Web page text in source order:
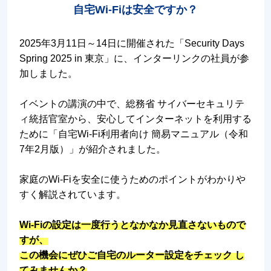
自宅Wi-Fiは安全ですか？
2025年3月11日～14日に開催された「Security Days
Spring 2025 in 東京」に、インターリンクの社員が参
加しました。
イベントの講演の中で、総務省 サイバーセキュリテ
ィ統括官室から、安心してインターネットを利用する
ために「自宅Wi-Fi利用者向け 簡易マニュアル（令和
7年2月版）」が紹介されました。
家庭のWi-Fiを安全に使うためのポイントがわかりや
すく解説されています。
Wi-Fiの設定は一度行うとなかなか見直さないもので
すが、
この機会にぜひご自宅のルーター設定をチェック し